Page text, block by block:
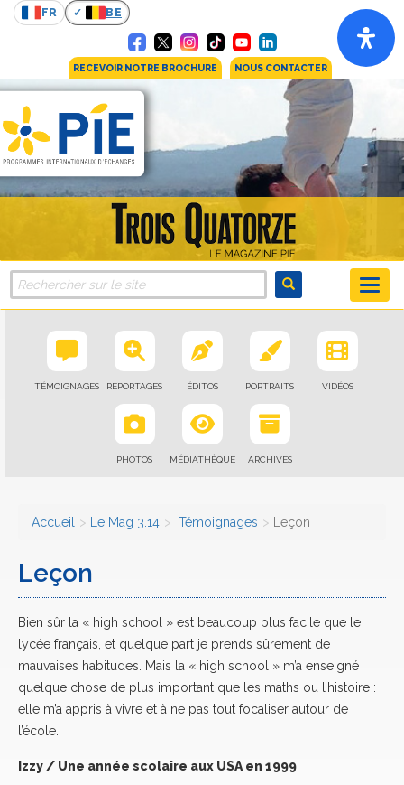
FR BE
RECEVOIR NOTRE BROCHURE NOUS CONTACTER
TÉMOIGNAGES REPORTAGES ÉDITOS PORTRAITS VIDÉOS
PHOTOS MÉDIATHÈQUE ARCHIVES
Accueil Le Mag 3.14 Témoignages Leçon
Leçon
Bien sûr la « high school » est beaucoup plus facile que le
lycée français, et quelque part je prends sûrement de
mauvaises habitudes. Mais la « high school » m’a enseigné
quelque chose de plus important que les maths ou l’histoire :
elle m’a appris à vivre et à ne pas tout focaliser autour de
l’école.
Izzy / Une année scolaire aux USA en 1999